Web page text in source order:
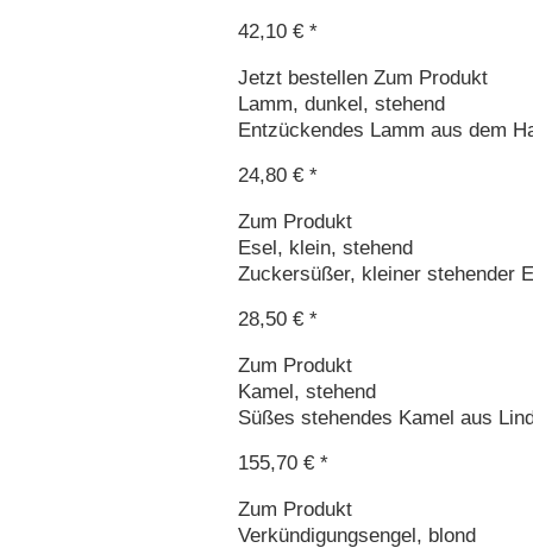
42,10 € *
Jetzt bestellen Zum Produkt
Lamm, dunkel, stehend
Entzückendes Lamm aus dem
24,80 € *
Zum Produkt
Esel, klein, stehend
Zuckersüßer, kleiner stehender
28,50 € *
Zum Produkt
Kamel, stehend
Süßes stehendes Kamel aus
155,70 € *
Zum Produkt
Verkündigungsengel, blond